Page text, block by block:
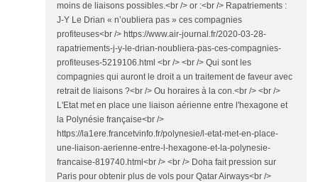
moins de liaisons possibles.<br /> or :<br /> Rapatriements :
J-Y Le Drian « n’oubliera pas » ces compagnies
profiteuses<br /> https://www.air-journal.fr/2020-03-28-
rapatriements-j-y-le-drian-noubliera-pas-ces-compagnies-
profiteuses-5219106.html <br /> <br /> Qui sont les
compagnies qui auront le droit a un traitement de faveur avec
retrait de liaisons ?<br /> Ou horaires à la con.<br /> <br />
L'Etat met en place une liaison aérienne entre l'hexagone et
la Polynésie française<br />
https://la1ere.francetvinfo.fr/polynesie/l-etat-met-en-place-
une-liaison-aerienne-entre-l-hexagone-et-la-polynesie-
francaise-819740.html<br /> <br /> Doha fait pression sur
Paris pour obtenir plus de vols pour Qatar Airways<br />